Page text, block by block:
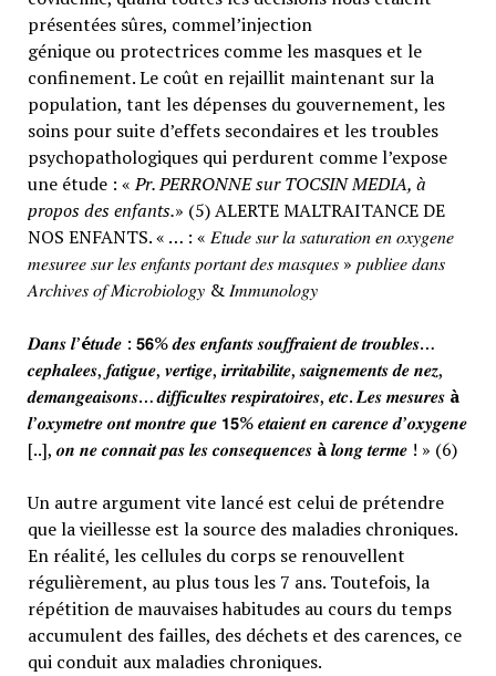
présentées sûres, commel’injection
génique ou protectrices comme les masques et le
confinement. Le coût en rejaillit maintenant sur la
population, tant les dépenses du gouvernement, les
soins pour suite d’effets secondaires et les troubles
psychopathologiques qui perdurent comme l’expose
une étude : «Pr. PERRONNE sur TOCSIN MEDIA, à
propos des enfants.» (5) ALERTE MALTRAITANCE DE
NOS ENFANTS. « … : « 𝐸𝑡𝑢𝑑𝑒 𝑠𝑢𝑟 𝑙𝑎 𝑠𝑎𝑡𝑢𝑟𝑎𝑡𝑖𝑜𝑛 𝑒𝑛 𝑜𝑥𝑦𝑔𝑒𝑛𝑒
𝑚𝑒𝑠𝑢𝑟𝑒𝑒 𝑠𝑢𝑟 𝑙𝑒𝑠 𝑒𝑛𝑓𝑎𝑛𝑡𝑠 𝑝𝑜𝑟𝑡𝑎𝑛𝑡 𝑑𝑒𝑠 𝑚𝑎𝑠𝑞𝑢𝑒𝑠 » 𝑝𝑢𝑏𝑙𝑖𝑒𝑒 𝑑𝑎𝑛𝑠
𝐴𝑟𝑐ℎ𝑖𝑣𝑒𝑠 𝑜𝑓 𝑀𝑖𝑐𝑟𝑜𝑏𝑖𝑜𝑙𝑜𝑔𝑦 & 𝐼𝑚𝑚𝑢𝑛𝑜𝑙𝑜𝑔𝑦
𝑫𝒂𝒏𝒔 𝒍’é𝒕𝒖𝒅𝒆 : 𝟱𝟲% 𝒅𝒆𝒔 𝒆𝒏𝒇𝒂𝒏𝒕𝒔 𝒔𝒐𝒖𝒇𝒇𝒓𝒂𝒊𝒆𝒏𝒕 𝒅𝒆 𝒕𝒓𝒐𝒖𝒃𝒍𝒆𝒔…
𝒄𝒆𝒑𝒉𝒂𝒍𝒆𝒆𝒔, 𝒇𝒂𝒕𝒊𝒈𝒖𝒆, 𝒗𝒆𝒓𝒕𝒊𝒈𝒆, 𝒊𝒓𝒓𝒊𝒕𝒂𝒃𝒊𝒍𝒊𝒕𝒆, 𝒔𝒂𝒊𝒈𝒏𝒆𝒎𝒆𝒏𝒕𝒔 𝒅𝒆 𝒏𝒆𝒛,
𝒅𝒆𝒎𝒂𝒏𝒈𝒆𝒂𝒊𝒔𝒐𝒏𝒔… 𝒅𝒊𝒇𝒇𝒊𝒄𝒖𝒍𝒕𝒆𝒔 𝒓𝒆𝒔𝒑𝒊𝒓𝒂𝒕𝒐𝒊𝒓𝒆𝒔, 𝒆𝒕𝒄. 𝑳𝒆𝒔 𝒎𝒆𝒔𝒖𝒓𝒆𝒔 à
𝒍’𝒐𝒙𝒚𝒎𝒆𝒕𝒓𝒆 𝒐𝒏𝒕 𝒎𝒐𝒏𝒕𝒓𝒆 𝒒𝒖𝒆 𝟭𝟱% 𝒆𝒕𝒂𝒊𝒆𝒏𝒕 𝒆𝒏 𝒄𝒂𝒓𝒆𝒏𝒄𝒆 𝒅’𝒐𝒙𝒚𝒈𝒆𝒏𝒆
[..], 𝒐𝒏 𝒏𝒆 𝒄𝒐𝒏𝒏𝒂𝒊𝒕 𝒑𝒂𝒔 𝒍𝒆𝒔 𝒄𝒐𝒏𝒔𝒆𝒒𝒖𝒆𝒏𝒄𝒆𝒔 à𝒍𝒐𝒏𝒈 𝒕𝒆𝒓𝒎𝒆 ! » (6)
Un autre argument vite lancé est celui de prétendre
que la vieillesse est la source des maladies chroniques.
En réalité, les cellules du corps se renouvellent
régulièrement, au plus tous les 7 ans. Toutefois, la
répétition de mauvaises habitudes au cours du temps
accumulent des failles, des déchets et des carences, ce
qui conduit aux maladies chroniques.